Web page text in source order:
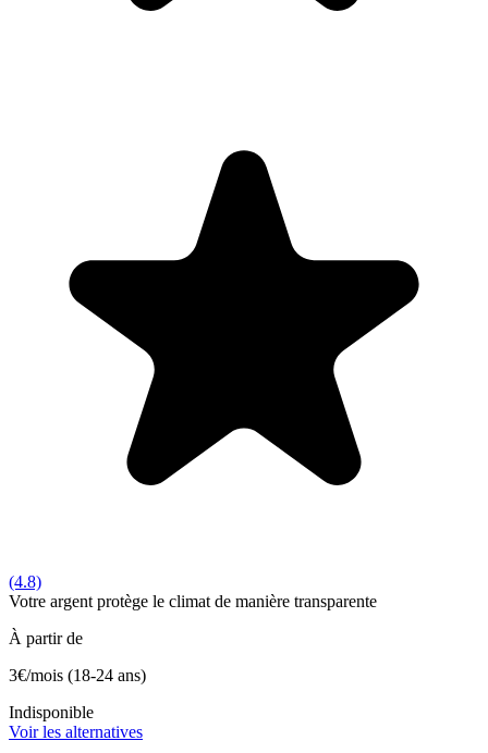
(4.8)
Votre argent protège le climat de manière transparente
À partir de
3€/mois (18-24 ans)
Indisponible
Voir les alternatives